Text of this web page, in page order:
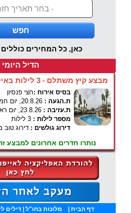
- בחר תאריך חזרה -
חפש
כאן, כל המחירים
הדיל היומי
מבצע קיץ משתלם - 3 לילות באילת כולל חצי פנסיון
בסיס אירוח :חצי פנסיון
ת.הגעה : 20.8.26, יום חמישי
ת.עזיבה : 23.8.26, יום ראשון
מספר לילות : 3 לילות
דירוג גולשים : דירוג טוב
נותרו חדרים אחרונים למבצע
דף הבית מלונות בחו"ל |